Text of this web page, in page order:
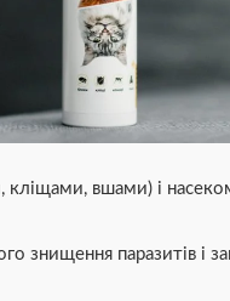
кліщами, вшами) і
знищення паразитів і